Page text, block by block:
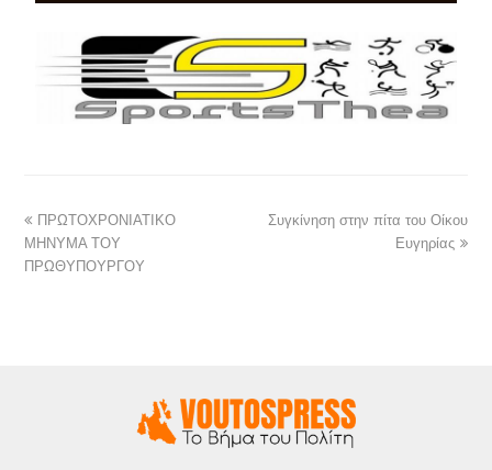
ΠΡΩΤΟΧΡΟΝΙΑΤΙΚΟ
ΜΗΝΥΜΑ ΤΟΥ
ΠΡΩΘΥΠΟΥΡΓΟΥ
Συγκίνηση στην πίτα του Οίκου
Ευγηρίας